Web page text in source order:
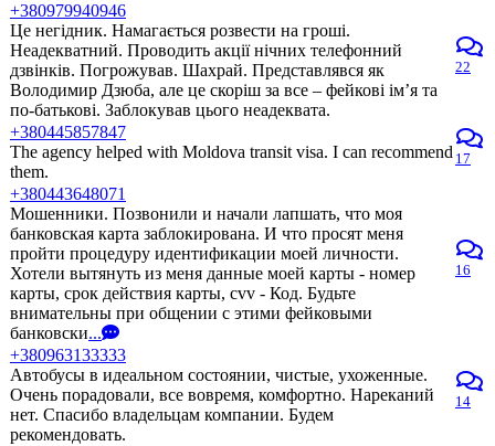
+380979940946
Це негідник. Намагається розвести на гроші.
Неадекватний. Проводить акції нічних телефонний
дзвінків. Погрожував. Шахрай. Представлявся як
Володимир Дзюба, але це скоріш за все – фейкові ім’я та
по-батькові. Заблокував цього неадеквата.
22
+380445857847
The agency helped with Moldova transit visa. I can recommend
them.
17
+380443648071
Мошенники. Позвонили и начали лапшать, что моя
банковская карта заблокирована. И что просят меня
пройти процедуру идентификации моей личности.
Хотели вытянуть из меня данные моей карты - номер
карты, срок действия карты, cvv - Код. Будьте
внимательны при общении с этими фейковыми
банковски...
16
+380963133333
Автобусы в идеальном состоянии, чистые, ухоженные.
Очень порадовали, все вовремя, комфортно. Нареканий
нет. Спасибо владельцам компании. Будем
рекомендовать.
14